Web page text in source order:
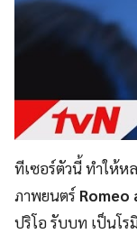
ทีเซอร์ตัวนี้ ทำให้ห
ภาพยนตร์ Romeo
ปริโอ รับบท เป็นโ